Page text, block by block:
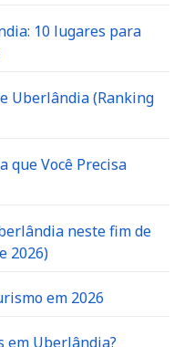
10 lugares para
Uberlândia (Ranking
que Você Precisa
neste fim de
2026)
em 2026
em Uberlândia?